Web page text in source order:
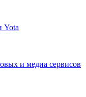
Yota
и медиа сервисов